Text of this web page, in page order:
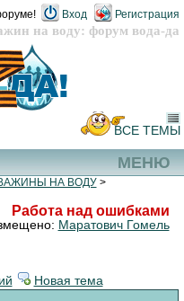
на воду: форум вода-да
Вход Регистрация
МЕНЮ
ВСЕ ТЕМЫ
НА ВОДУ>
Работа над ошибками
Маратович Гомель
Новая тема